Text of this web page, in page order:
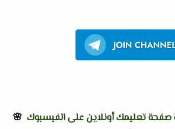
صفحة تعليمك أونلاين على الفيسبوك 🌸